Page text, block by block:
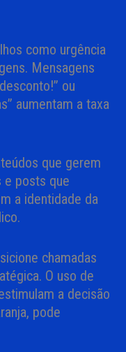
como urgência
Mensagens
ou
aumentam a taxa
que gerem
e posts que
a identidade da
chamadas
O uso de
a decisão
pode